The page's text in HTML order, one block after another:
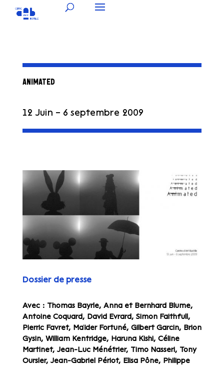
ANIMATED
12 Juin – 6 septembre 2009
Dossier de presse
Avec : Thomas Bayrle, Anna et Bernhard Blume,
Antoine Coquard, David Evrard, Simon Faithfull,
Pierric Favret, Maïder Fortuné, Gilbert Garcin, Brion
Gysin, William Kentridge, Haruna Kishi, Céline
Martinet, Jean-Luc Ménétrier, Timo Nasseri, Tony
Oursler, Jean-Gabriel Périot, Elisa Pône, Philippe